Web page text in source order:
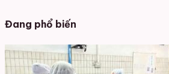
Đang phổ biến